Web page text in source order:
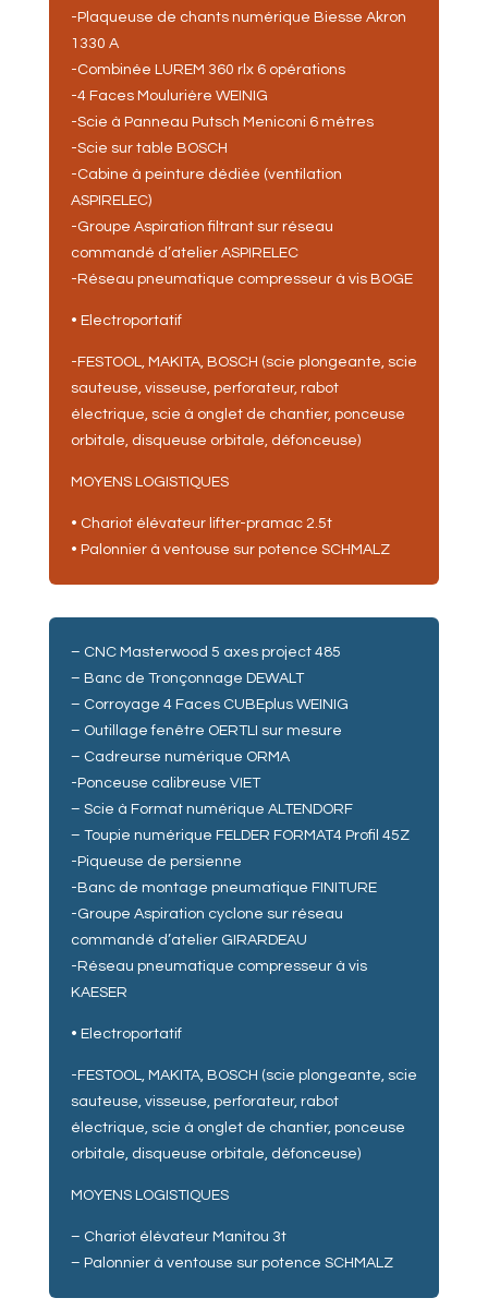
-Plaqueuse de chants numérique Biesse Akron
1330 A
-Combinée LUREM 360 rlx 6 opérations
-4 Faces Moulurière WEINIG
-Scie à Panneau Putsch Meniconi 6 mètres
-Scie sur table BOSCH
-Cabine à peinture dédiée (ventilation
ASPIRELEC)
-Groupe Aspiration filtrant sur réseau
commandé d’atelier ASPIRELEC
-Réseau pneumatique compresseur à vis BOGE
• Electroportatif
-FESTOOL, MAKITA, BOSCH (scie plongeante, scie
sauteuse, visseuse, perforateur, rabot
électrique, scie à onglet de chantier, ponceuse
orbitale, disqueuse orbitale, défonceuse)
MOYENS LOGISTIQUES
• Chariot élévateur lifter-pramac 2.5t
• Palonnier à ventouse sur potence SCHMALZ
– CNC Masterwood 5 axes project 485
– Banc de Tronçonnage DEWALT
– Corroyage 4 Faces CUBEplus WEINIG
– Outillage fenêtre OERTLI sur mesure
– Cadreurse numérique ORMA
-Ponceuse calibreuse VIET
– Scie à Format numérique ALTENDORF
– Toupie numérique FELDER FORMAT4 Profil 45Z
-Piqueuse de persienne
-Banc de montage pneumatique FINITURE
-Groupe Aspiration cyclone sur réseau
commandé d’atelier GIRARDEAU
-Réseau pneumatique compresseur à vis
KAESER
• Electroportatif
-FESTOOL, MAKITA, BOSCH (scie plongeante, scie
sauteuse, visseuse, perforateur, rabot
électrique, scie à onglet de chantier, ponceuse
orbitale, disqueuse orbitale, défonceuse)
MOYENS LOGISTIQUES
– Chariot élévateur Manitou 3t
– Palonnier à ventouse sur potence SCHMALZ